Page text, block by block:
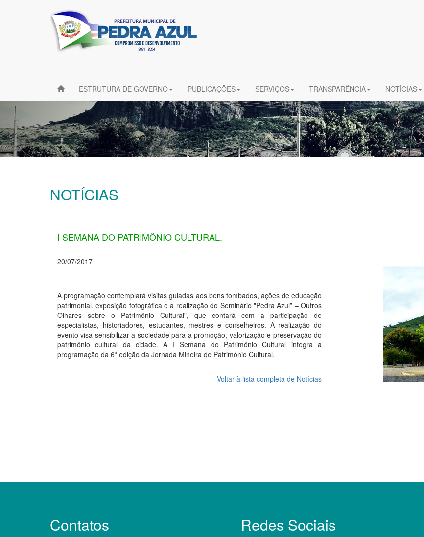
ESTRUTURA DE GOVERNO PUBLICAÇÕES SERVIÇOS TRANSPARÊNCIA NOTÍCIAS
NOTÍCIAS
I SEMANA DO PATRIMÔNIO CULTURAL.
20/07/2017
A programação contemplará visitas guiadas aos bens tombados, ações de educação
patrimonial, exposição fotográfica e a realização do Seminário "Pedra Azul” – Outros
Olhares sobre o Patrimônio Cultural”, que contará com a participação de
especialistas, historiadores, estudantes, mestres e conselheiros. A realização do
evento visa sensibilizar a sociedade para a promoção, valorização e preservação do
patrimônio cultural da cidade. A I Semana do Patrimônio Cultural integra a
programação da 6ª edição da Jornada Mineira de Patrimônio Cultural.
Voltar à lista completa de Notícias
Contatos Redes Sociais